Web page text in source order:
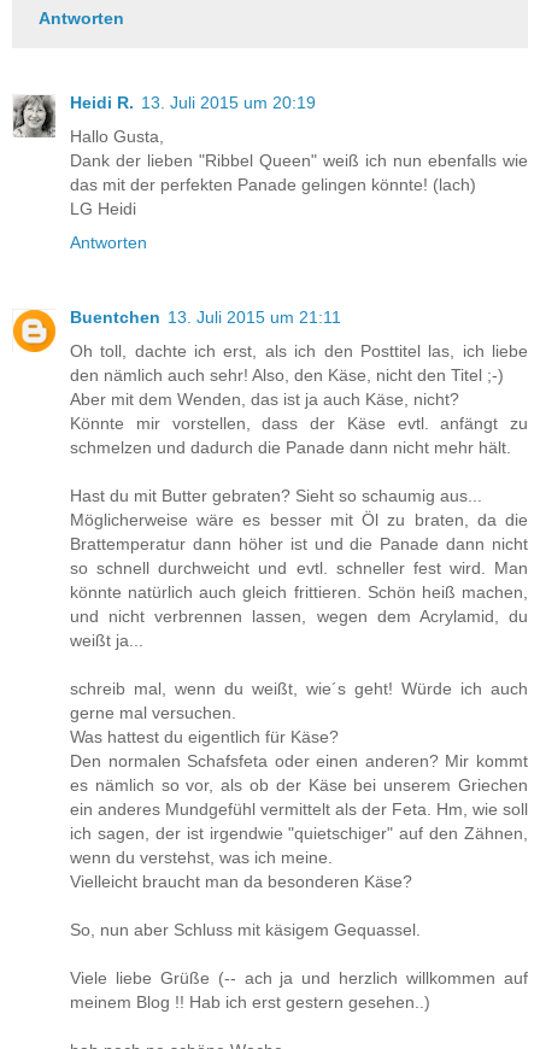
Antworten
Heidi R. 13. Juli 2015 um 20:19
Hallo Gusta,
Dank der lieben "Ribbel Queen" weiß ich nun ebenfalls wie
das mit der perfekten Panade gelingen könnte! (lach)
LG Heidi
Antworten
Buentchen 13. Juli 2015 um 21:11
Oh toll, dachte ich erst, als ich den Posttitel las, ich liebe
den nämlich auch sehr! Also, den Käse, nicht den Titel ;-)
Aber mit dem Wenden, das ist ja auch Käse, nicht?
Könnte mir vorstellen, dass der Käse evtl. anfängt zu
schmelzen und dadurch die Panade dann nicht mehr hält.
Hast du mit Butter gebraten? Sieht so schaumig aus...
Möglicherweise wäre es besser mit Öl zu braten, da die
Brattemperatur dann höher ist und die Panade dann nicht
so schnell durchweicht und evtl. schneller fest wird. Man
könnte natürlich auch gleich frittieren. Schön heiß machen,
und nicht verbrennen lassen, wegen dem Acrylamid, du
weißt ja...
schreib mal, wenn du weißt, wie´s geht! Würde ich auch
gerne mal versuchen.
Was hattest du eigentlich für Käse?
Den normalen Schafsfeta oder einen anderen? Mir kommt
es nämlich so vor, als ob der Käse bei unserem Griechen
ein anderes Mundgefühl vermittelt als der Feta. Hm, wie soll
ich sagen, der ist irgendwie "quietschiger" auf den Zähnen,
wenn du verstehst, was ich meine.
Vielleicht braucht man da besonderen Käse?
So, nun aber Schluss mit käsigem Gequassel.
Viele liebe Grüße (-- ach ja und herzlich willkommen auf
meinem Blog !! Hab ich erst gestern gesehen..)